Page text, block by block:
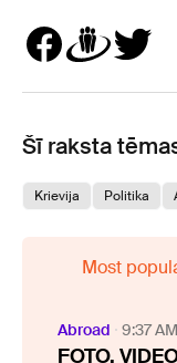
Šī raksta
Krievija Politika
Most
Abroad 9:37 AM
FOTO,